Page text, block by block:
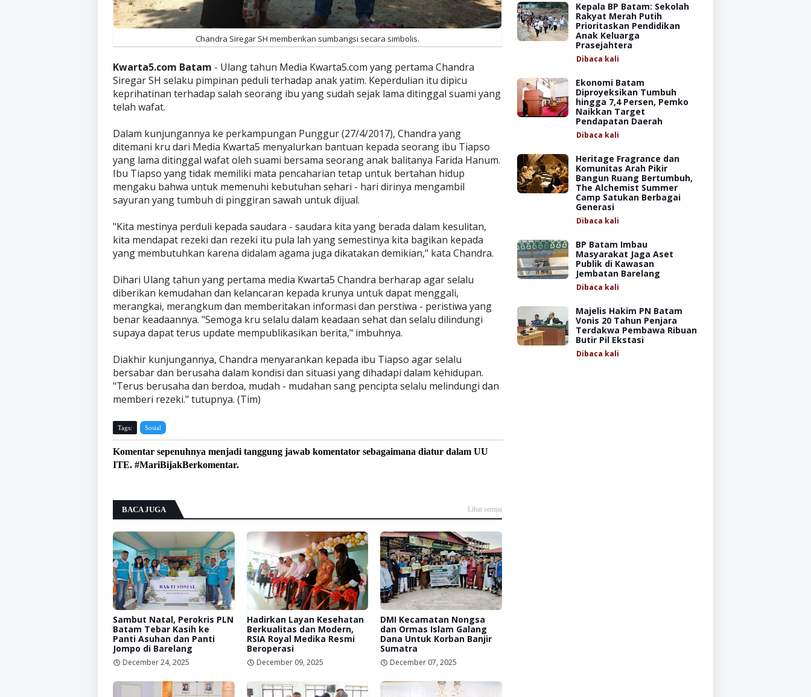
Chandra Siregar SH memberikan sumbangsi secara simbolis.
Kwarta5.com Batam - Ulang tahun Media Kwarta5.com yang pertama Chandra
Siregar SH selaku pimpinan peduli terhadap anak yatim. Keperdulian itu dipicu
keprihatinan terhadap salah seorang ibu yang sudah sejak lama ditinggal suami yang
telah wafat.
Dalam kunjungannya ke perkampungan Punggur (27/4/2017), Chandra yang
ditemani kru dari Media Kwarta5 menyalurkan bantuan kepada seorang ibu Tiapso
yang lama ditinggal wafat oleh suami bersama seorang anak balitanya Farida Hanum.
Ibu Tiapso yang tidak memiliki mata pencaharian tetap untuk bertahan hidup
mengaku bahwa untuk memenuhi kebutuhan sehari - hari dirinya mengambil
sayuran yang tumbuh di pinggiran sawah untuk dijual.
"Kita mestinya perduli kepada saudara - saudara kita yang berada dalam kesulitan,
kita mendapat rezeki dan rezeki itu pula lah yang semestinya kita bagikan kepada
yang membutuhkan karena didalam agama juga dikatakan demikian," kata Chandra.
Dihari Ulang tahun yang pertama media Kwarta5 Chandra berharap agar selalu
diberikan kemudahan dan kelancaran kepada krunya untuk dapat menggali,
merangkai, merangkum dan memberitakan informasi dan perstiwa - peristiwa yang
benar keadaannya. "Semoga kru selalu dalam keadaan sehat dan selalu dilindungi
supaya dapat terus update mempublikasikan berita," imbuhnya.
Diakhir kunjungannya, Chandra menyarankan kepada ibu Tiapso agar selalu
bersabar dan berusaha dalam kondisi dan situasi yang dihadapi dalam kehidupan.
"Terus berusaha dan berdoa, mudah - mudahan sang pencipta selalu melindungi dan
memberi rezeki." tutupnya. (Tim)
Tags: Sosial
Komentar sepenuhnya menjadi tanggung jawab komentator sebagaimana diatur dalam UU
ITE. #MariBijakBerkomentar.
BACA JUGA Lihat semua
Sambut Natal, Perokris PLN
Batam Tebar Kasih ke
Panti Asuhan dan Panti
Jompo di Barelang
December 24, 2025
Hadirkan Layan Kesehatan
Berkualitas dan Modern,
RSIA Royal Medika Resmi
Beroperasi
December 09, 2025
DMI Kecamatan Nongsa
dan Ormas Islam Galang
Dana Untuk Korban Banjir
Sumatra
December 07, 2025
Kepala BP Batam: Sekolah
Rakyat Merah Putih
Prioritaskan Pendidikan
Anak Keluarga
Prasejahtera
Dibaca kali
Ekonomi Batam
Diproyeksikan Tumbuh
hingga 7,4 Persen, Pemko
Naikkan Target
Pendapatan Daerah
Dibaca kali
Heritage Fragrance dan
Komunitas Arah Pikir
Bangun Ruang Bertumbuh,
The Alchemist Summer
Camp Satukan Berbagai
Generasi
Dibaca kali
BP Batam Imbau
Masyarakat Jaga Aset
Publik di Kawasan
Jembatan Barelang
Dibaca kali
Majelis Hakim PN Batam
Vonis 20 Tahun Penjara
Terdakwa Pembawa Ribuan
Butir Pil Ekstasi
Dibaca kali